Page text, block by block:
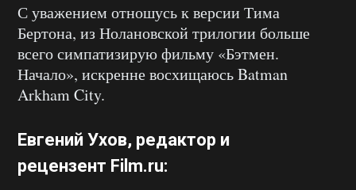
С уважением отношусь к версии Тима
Бертона, из Нолановской трилогии больше
всего симпатизирую фильму «Бэтмен.
Начало», искренне восхищаюсь Batman
Arkham City.
Евгений Ухов, редактор и
рецензент Film.ru: